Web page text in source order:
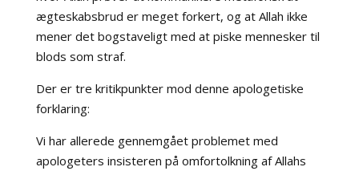
ægteskabsbrud er meget forkert, og at Allah ikke
mener det bogstaveligt med at piske mennesker til
blods som straf.
Der er tre kritikpunkter mod denne apologetiske
forklaring:
Vi har allerede gennemgået problemet med
apologeters insisteren på omfortolkning af Allahs